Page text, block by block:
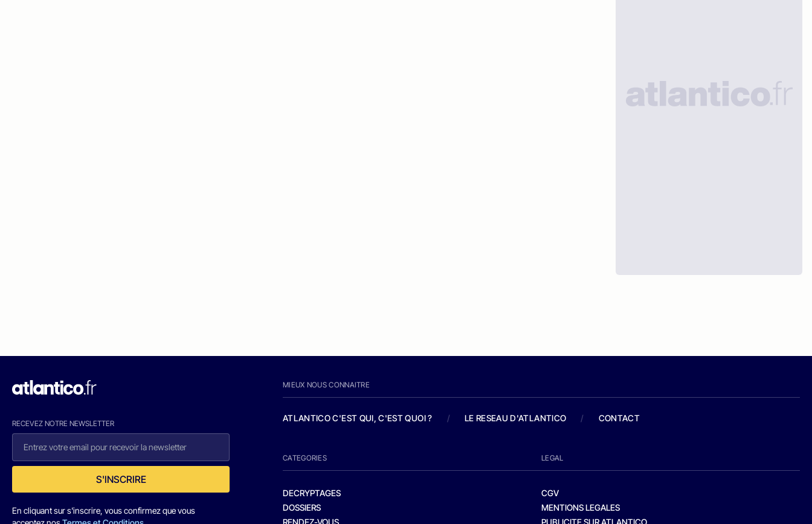
RECEVEZ NOTRE NEWSLETTER
S'INSCRIRE
En cliquant sur s'inscrire, vous confirmez que vous
MIEUX NOUS CONNAITRE
ATLANTICO C'EST QUI, C'EST QUOI ? / LE RESEAU D'ATLANTICO / CONTACT
CATEGORIES
DECRYPTAGES
DOSSIERS
RENDEZ-VOUS
LEGAL
CGV
MENTIONS LEGALES
PUBLICITE SUR ATLANTICO